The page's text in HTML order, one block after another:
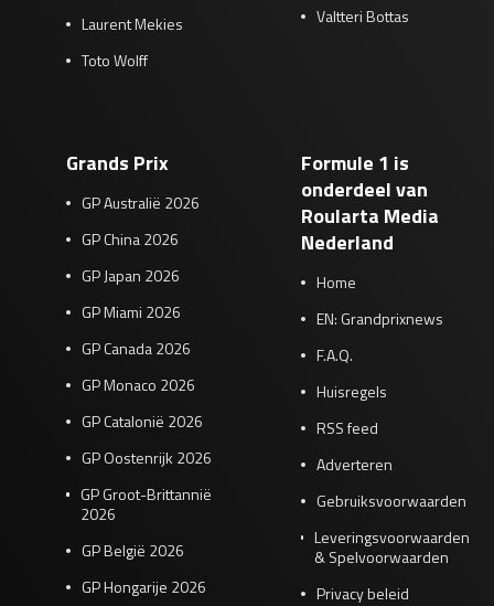
Laurent Mekies
Toto Wolff
Valtteri Bottas
Grands Prix
GP Australië 2026
GP China 2026
GP Japan 2026
GP Miami 2026
GP Canada 2026
GP Monaco 2026
GP Catalonië 2026
GP Oostenrijk 2026
GP Groot-Brittannië
2026
GP België 2026
GP Hongarije 2026
Formule 1 is
onderdeel van
Roularta Media
Nederland
Home
EN: Grandprixnews
F.A.Q.
Huisregels
RSS feed
Adverteren
Gebruiksvoorwaarden
Leveringsvoorwaarden
& Spelvoorwaarden
Privacy beleid